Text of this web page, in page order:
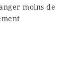
moins de